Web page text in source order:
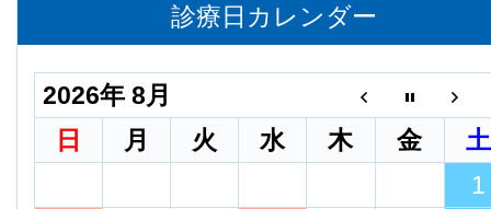
診療日カレンダー
2026年 8月
日
月 火 水 木 金
土
1